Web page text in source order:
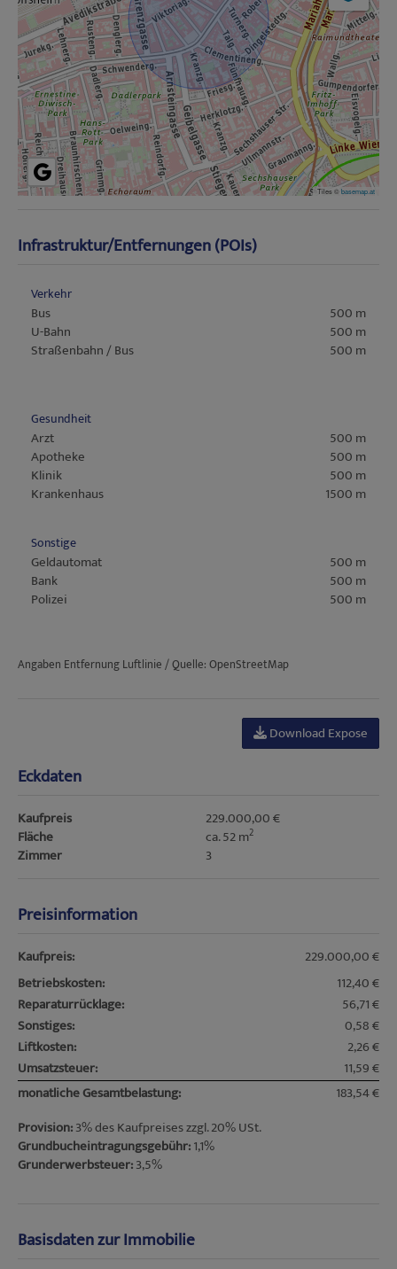
Tiles ©basemap.at
Infrastruktur/Entfernungen (POIs)
Verkehr
Bus
500 m
U-Bahn
500 m
Straßenbahn / Bus
500 m
Gesundheit
Arzt
500 m
Apotheke
500 m
Klinik
500 m
Krankenhaus
1500 m
Sonstige
Geldautomat
500 m
Bank
500 m
Polizei
500 m
Angaben Entfernung Luftlinie / Quelle: OpenStreetMap
Download Expose
Eckdaten
Kaufpreis
229.000,00 €
Fläche
ca. 52 m2
Zimmer 3
Preisinformation
Kaufpreis:
229.000,00 €
Betriebskosten:
112,40 €
Reparaturrücklage:
56,71 €
Sonstiges:
0,58 €
Liftkosten:
2,26 €
Umsatzsteuer:
11,59 €
monatliche Gesamtbelastung:
183,54 €
Provision:3% des Kaufpreises zzgl. 20% USt.
Grundbucheintragungsgebühr:1,1%
Grunderwerbsteuer:3,5%
Basisdaten zur Immobilie